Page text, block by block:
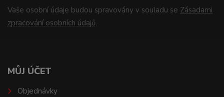
Vaše osobní údaje budou spravovány v souladu se Zásadami
zpracování osobních údajů.
MŮJ ÚČET
Objednávky